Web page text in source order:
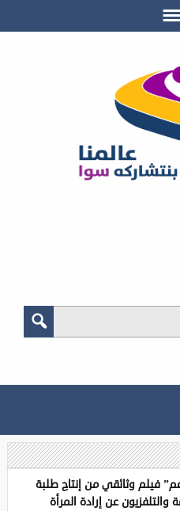
فيلم وثائقي من إنتاج طلبة
والتلفزيون عن إرادة المرأة